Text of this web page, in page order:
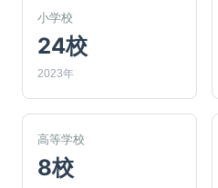
小学校
24校
2023年
高等学校
8校